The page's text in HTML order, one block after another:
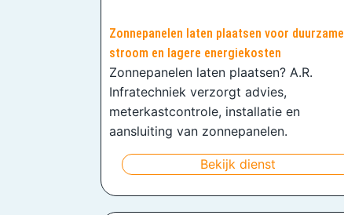
Zonnepanelen laten plaatsen voor duurzame
stroom en lagere energiekosten
Zonnepanelen laten plaatsen? A.R.
Infratechniek verzorgt advies,
meterkastcontrole, installatie en
aansluiting van zonnepanelen.
Bekijk dienst